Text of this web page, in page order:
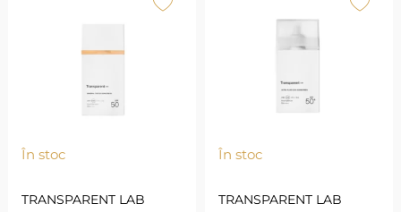
În stoc
TRANSPARENT LAB
În stoc
TRANSPARENT LAB